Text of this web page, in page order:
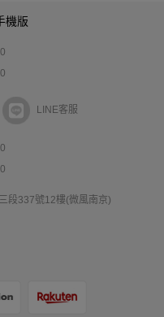
機版
LINE客服
段337號12樓(微風南京)